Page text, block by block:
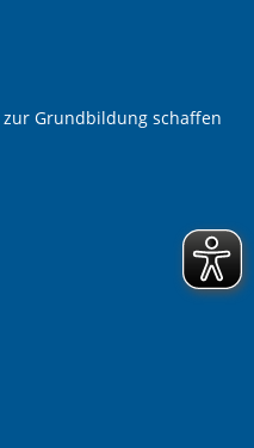
Grundbildung schaffen